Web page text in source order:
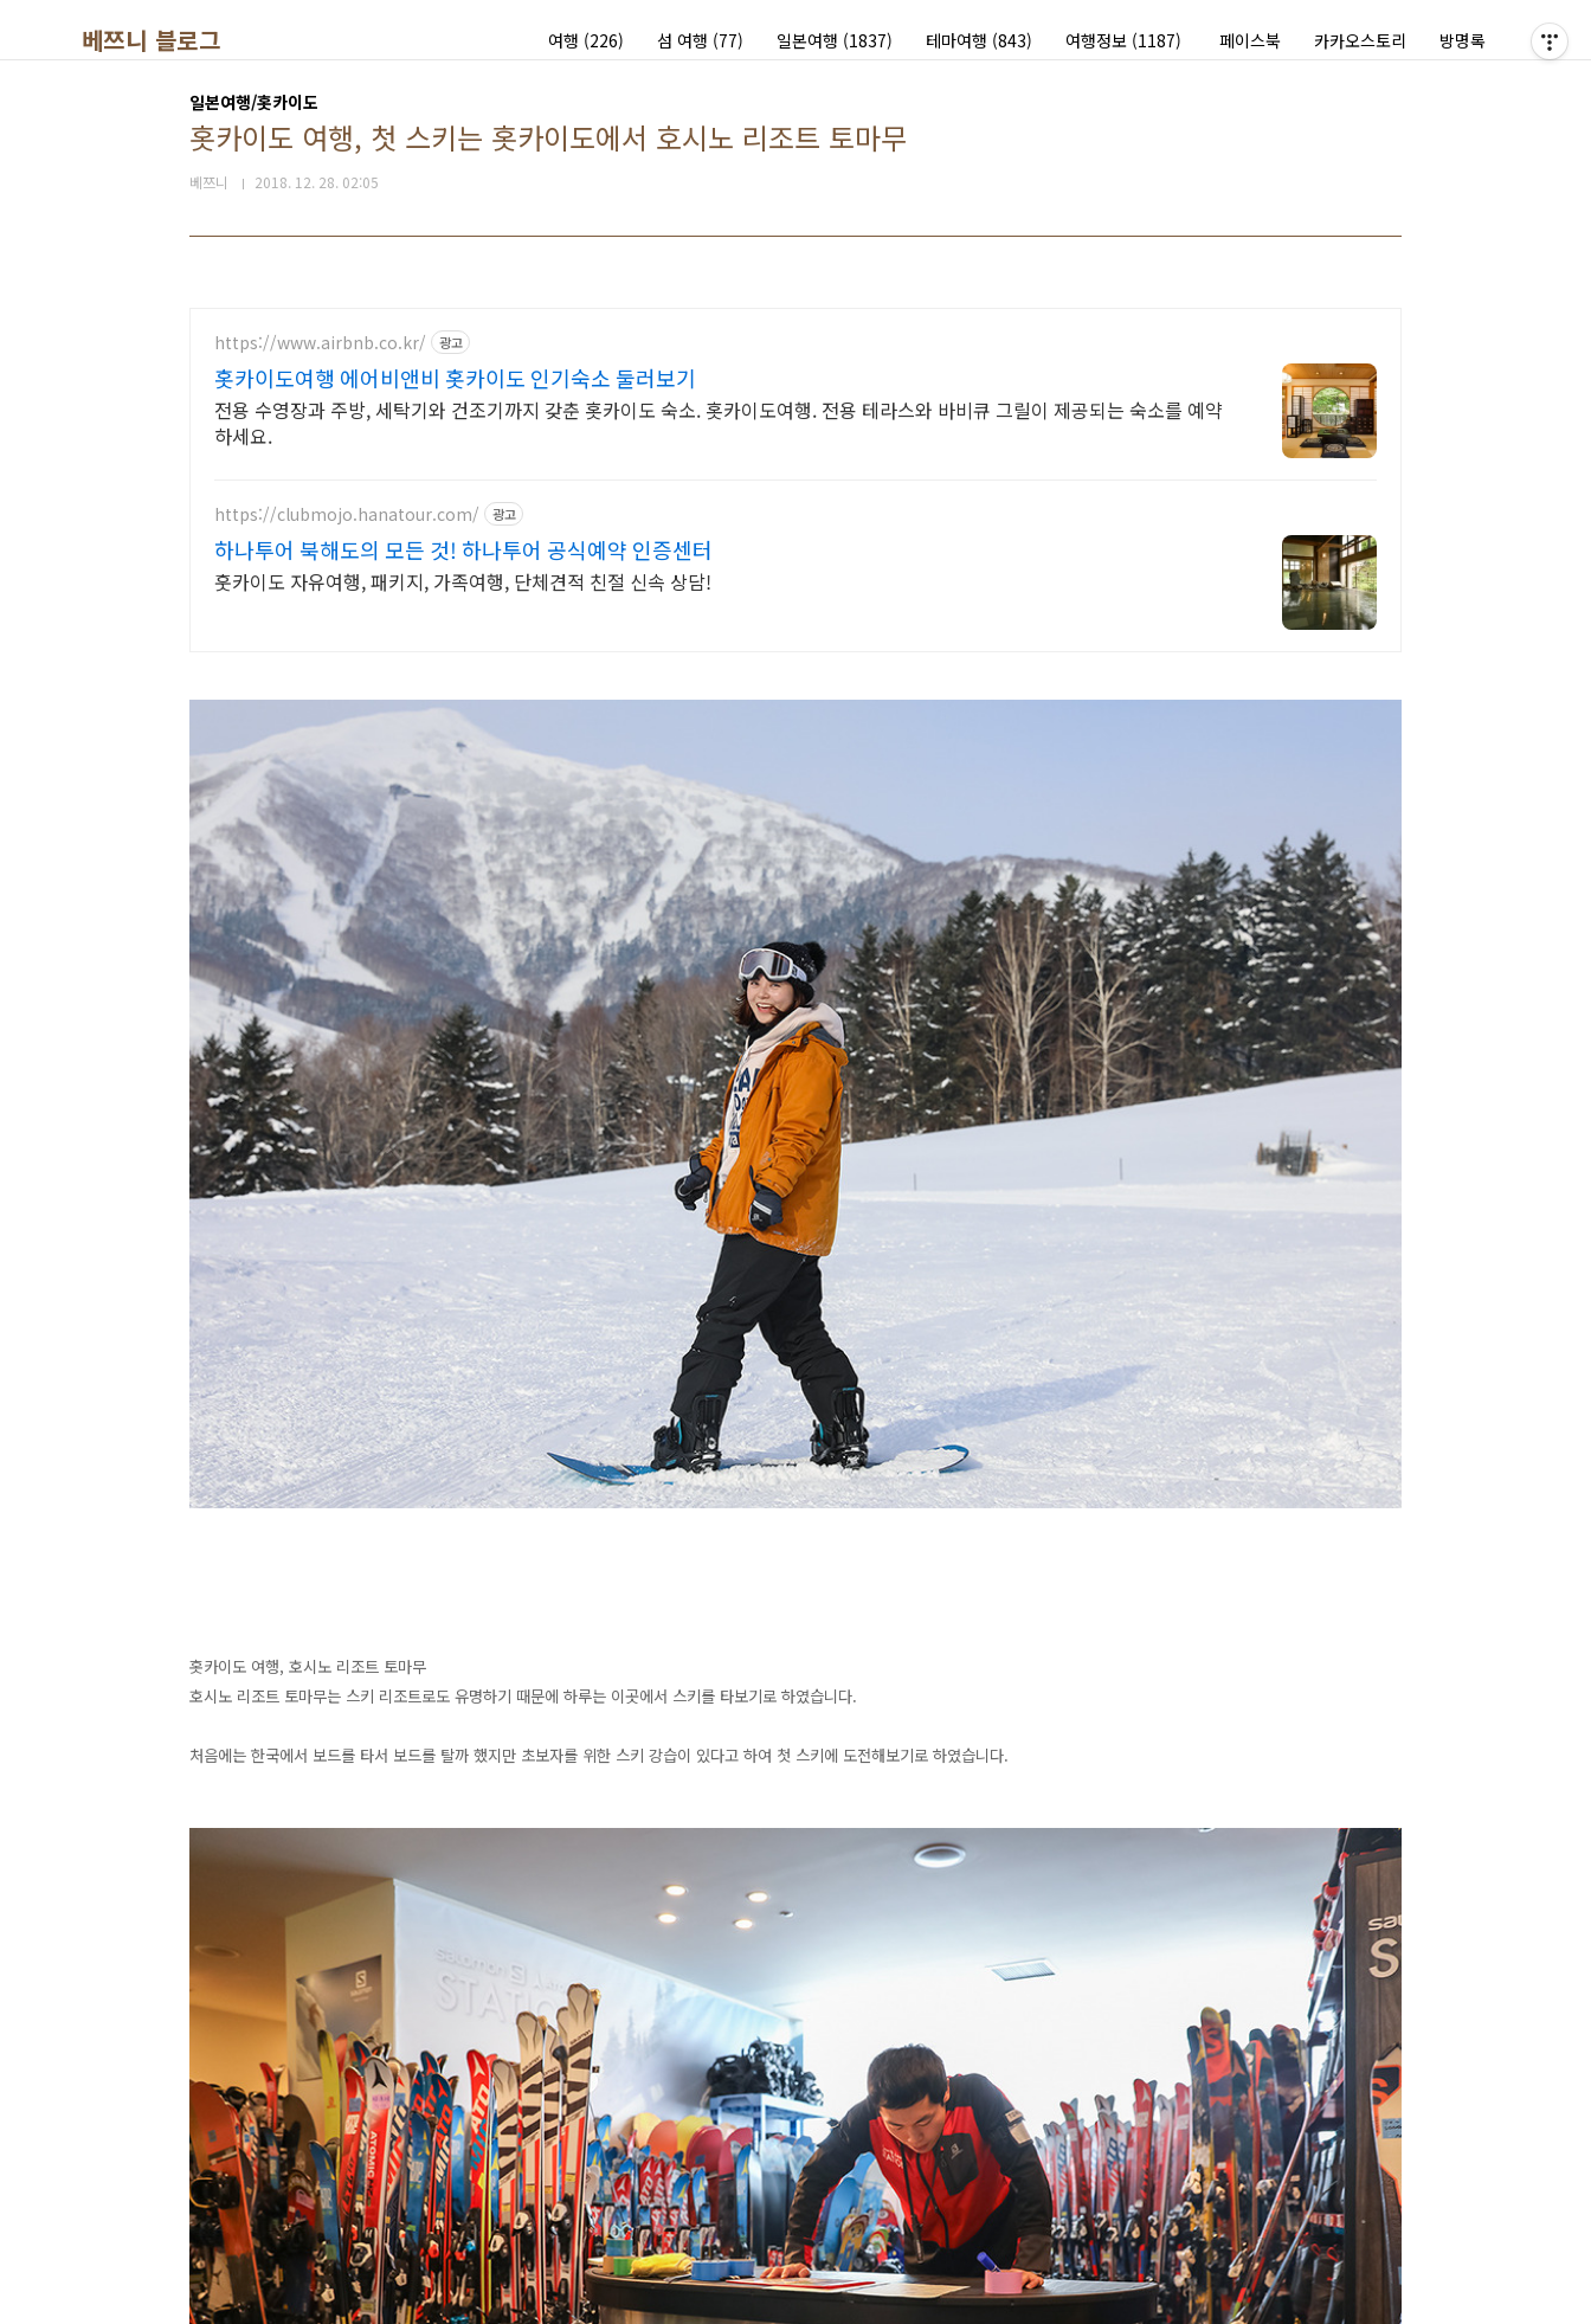
베쯔니 블로그 여행 (226) 섬 여행 (77) 일본여행 (1837) 테마여행 (843) 여행정보 (1187) 페이스북 카카오스토리 방명록
일본여행/홋카이도
홋카이도 여행, 첫 스키는 홋카이도에서 호시노 리조트 토마무
베쯔니 2018. 12. 28. 02:05
https://www.airbnb.co.kr/ 광고
홋카이도여행 에어비앤비 홋카이도 인기숙소 둘러보기
전용 수영장과 주방, 세탁기와 건조기까지 갖춘 홋카이도 숙소. 홋카이도여행. 전용 테라스와 바비큐 그릴이 제공되는 숙소를 예약
하세요.
https://clubmojo.hanatour.com/ 광고
하나투어 북해도의 모든 것! 하나투어 공식예약 인증센터
훗카이도 자유여행, 패키지, 가족여행, 단체견적 친절 신속 상담!
홋카이도 여행, 호시노 리조트 토마무
호시노 리조트 토마무는 스키 리조트로도 유명하기 때문에 하루는 이곳에서 스키를 타보기로 하였습니다.
처음에는 한국에서 보드를 타서 보드를 탈까 했지만 초보자를 위한 스키 강습이 있다고 하여 첫 스키에 도전해보기로 하였습니다.